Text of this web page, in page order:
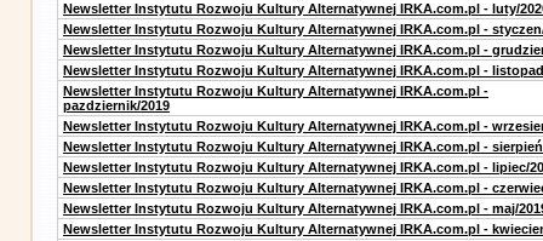
Newsletter Instytutu Rozwoju Kultury Alternatywnej IRKA.com.pl - luty/
Newsletter Instytutu Rozwoju Kultury Alternatywnej IRKA.com.pl -
Newsletter Instytutu Rozwoju Kultury Alternatywnej IRKA.com.pl -
Newsletter Instytutu Rozwoju Kultury Alternatywnej IRKA.com.pl -
Newsletter Instytutu Rozwoju Kultury Alternatywnej IRKA.com.pl -
pazdziernik/2019
Newsletter Instytutu Rozwoju Kultury Alternatywnej IRKA.com.pl -
Newsletter Instytutu Rozwoju Kultury Alternatywnej IRKA.com.pl -
Newsletter Instytutu Rozwoju Kultury Alternatywnej IRKA.com.pl - lipiec/
Newsletter Instytutu Rozwoju Kultury Alternatywnej IRKA.com.pl -
Newsletter Instytutu Rozwoju Kultury Alternatywnej IRKA.com.pl - maj/
Newsletter Instytutu Rozwoju Kultury Alternatywnej IRKA.com.pl -